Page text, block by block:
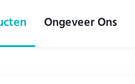
Ongeveer Ons